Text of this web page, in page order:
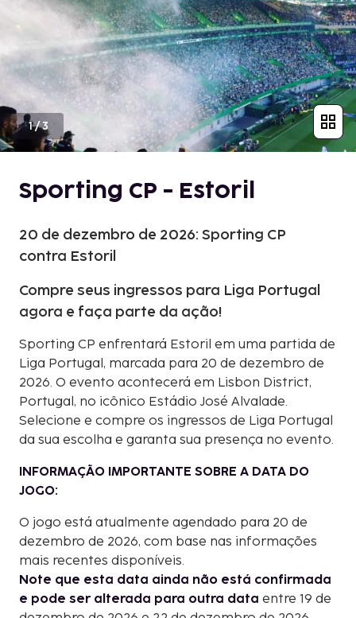
1/3
Sporting CP - Estoril
20 de dezembro de 2026: Sporting CP
contra Estoril
Compre seus ingressos para Liga Portugal
agora e faça parte da ação!
Sporting CP enfrentará Estoril em uma partida de
Liga Portugal, marcada para 20 de dezembro de
2026. O evento acontecerá em Lisbon District,
Portugal, no icônico Estádio José Alvalade.
Selecione e compre os ingressos de Liga Portugal
da sua escolha e garanta sua presença no evento.
INFORMAÇÃO IMPORTANTE SOBRE A DATA DO
JOGO:
O jogo está atualmente agendado para 20 de
dezembro de 2026, com base nas informações
mais recentes disponíveis.
Note que esta data ainda não está confirmada
e pode ser alterada para outra data entre 19 de